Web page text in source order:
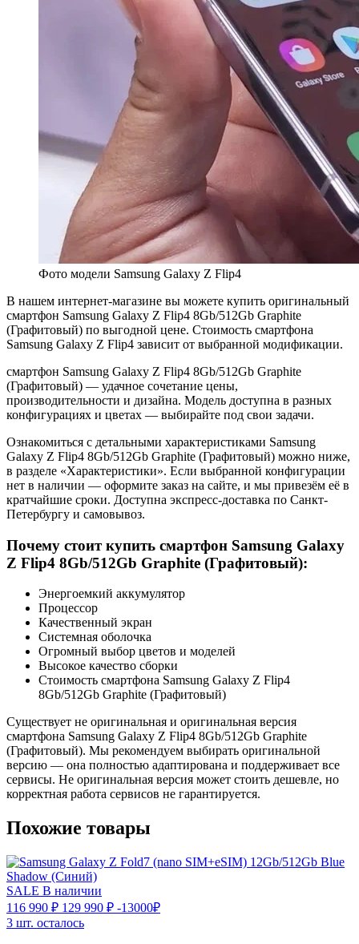
Фото модели Samsung Galaxy Z Flip4
В нашем интернет-магазине вы можете купить оригинальный
смартфон Samsung Galaxy Z Flip4 8Gb/512Gb Graphite
(Графитовый) по выгодной цене. Стоимость смартфона
Samsung Galaxy Z Flip4 зависит от выбранной модификации.
смартфон Samsung Galaxy Z Flip4 8Gb/512Gb Graphite
(Графитовый) — удачное сочетание цены,
производительности и дизайна. Модель доступна в разных
конфигурациях и цветах — выбирайте под свои задачи.
Ознакомиться с детальными характеристиками Samsung
Galaxy Z Flip4 8Gb/512Gb Graphite (Графитовый) можно ниже,
в разделе «Характеристики». Если выбранной конфигурации
нет в наличии — оформите заказ на сайте, и мы привезём её в
кратчайшие сроки. Доступна экспресс-доставка по Санкт-
Петербургу и самовывоз.
Почему стоит купить смартфон Samsung Galaxy
Z Flip4 8Gb/512Gb Graphite (Графитовый):
Энергоемкий аккумулятор
Процессор
Качественный экран
Системная оболочка
Огромный выбор цветов и моделей
Высокое качество сборки
Стоимость смартфона Samsung Galaxy Z Flip4
8Gb/512Gb Graphite (Графитовый)
Существует не оригинальная и оригинальная версия
смартфона Samsung Galaxy Z Flip4 8Gb/512Gb Graphite
(Графитовый). Мы рекомендуем выбирать оригинальной
версию — она полностью адаптирована и поддерживает все
сервисы. Не оригинальная версия может стоить дешевле, но
корректная работа сервисов не гарантируется.
Похожие товары
SALE В наличии
116 990 ₽ 129 990 ₽ -13000₽
3 шт. осталось